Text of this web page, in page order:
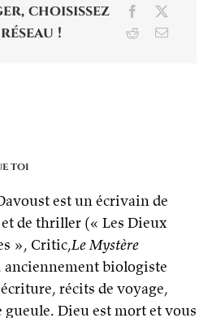
choisissez
!
Facebook
RedditEmail
toi
est un écrivain de
de thriller (« Les Dieux
», Critic,Le Mystère
anciennement biologiste
récits de voyage,
gueule. Dieu est mort et vous